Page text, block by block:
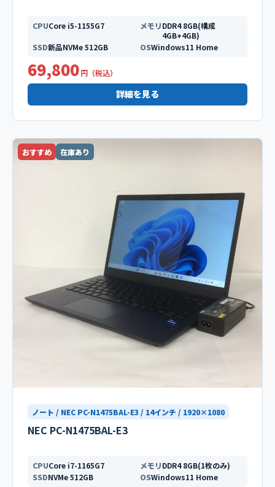
CPUCore i5-1155G7 メモリDDR4 8GB(構成
4GB+4GB)
SSD新品NVMe 512GB OSWindows11 Home
69,800円（税込）
詳細を見る
おすすめ 在庫あり
ノート / NEC PC-N1475BAL-E3 / 14インチ / 1920×1080
NEC PC-N1475BAL-E3
CPUCore i7-1165G7 メモリDDR4 8GB(1枚のみ)
SSDNVMe 512GB OSWindows11 Home